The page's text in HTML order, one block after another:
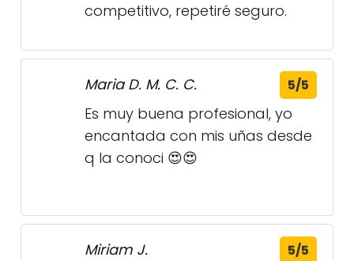
competitivo, repetiré seguro.
Maria D. M. C. C. 5/5
Es muy buena profesional, yo
encantada con mis uñas desde
q la conoci 😍😍
5/5